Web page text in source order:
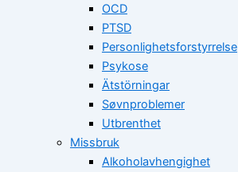
OCD
PTSD
Personlighetsforstyrrelse
Psykose
Ätstörningar
Søvnproblemer
Utbrenthet
Missbruk
Alkoholavhengighet